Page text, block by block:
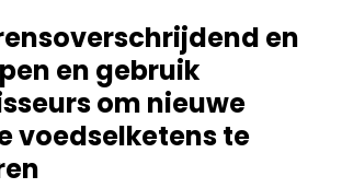
en
en gebruik
om nieuwe
voedselketens te